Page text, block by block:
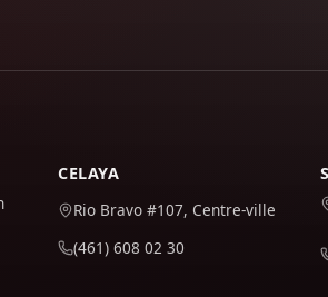
CELAYA
Rio Bravo #107, Centre-ville
(461) 608 02 30